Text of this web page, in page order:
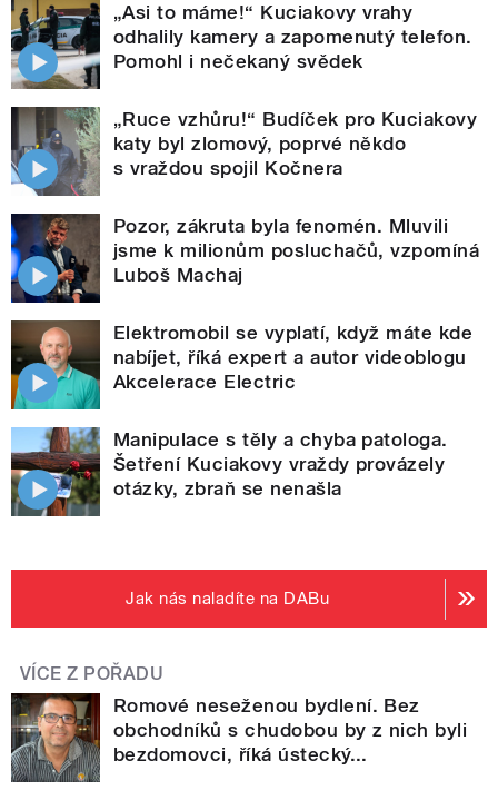
„Asi to máme!“ Kuciakovy vrahy
odhalily kamery a zapomenutý telefon.
Pomohl i nečekaný svědek
„Ruce vzhůru!“ Budíček pro Kuciakovy
katy byl zlomový, poprvé někdo
s vraždou spojil Kočnera
Pozor, zákruta byla fenomén. Mluvili
jsme k milionům posluchačů, vzpomíná
Luboš Machaj
Elektromobil se vyplatí, když máte kde
nabíjet, říká expert a autor videoblogu
Akcelerace Electric
Manipulace s těly a chyba patologa.
Šetření Kuciakovy vraždy provázely
otázky, zbraň se nenašla
Jak nás naladíte na DABu
VÍCE Z POŘADU
Romové neseženou bydlení. Bez
obchodníků s chudobou by z nich byli
bezdomovci, říká ústecký...